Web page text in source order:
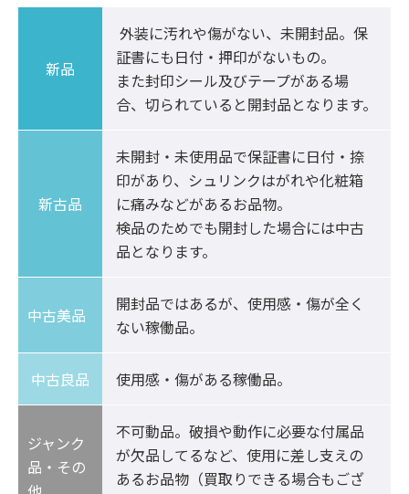
新品
証書にも日付・押印がないもの。
また封印シール及びテープがある場
合、切られていると開封品となります。
新古品
未開封・未使用品で保証書に日付・捺
印があり、シュリンクはがれや化粧箱
に痛みなどがあるお品物。
検品のためでも開封した場合には中古
品となります。
開封品ではあるが、使用感・傷が全く
ない稼働品。
中古良品 使用感・傷がある稼働品。
ジャンク
品・その
不可動品。破損や動作に必要な付属品
が欠品してるなど、使用に差し支えの
あるお品物（買取りできる場合もござ